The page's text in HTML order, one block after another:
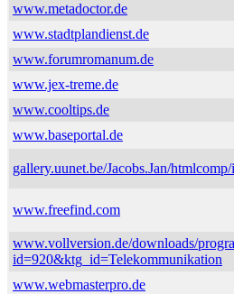
www.metadoctor.de
www.stadtplandienst.de
www.forumromanum.de
www.jex-treme.de
www.cooltips.de
www.baseportal.de
gallery.uunet.be/Jacobs.Jan/
www.freefind.com
www.vollversion.de/downloads/
id=920&ktg_id=Telekommunikation
www.webmasterpro.de